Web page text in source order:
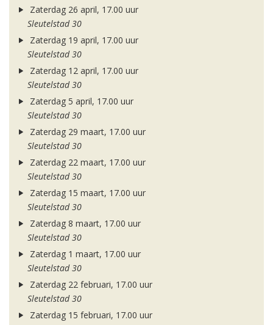
Zaterdag 26 april, 17.00 uur
Sleutelstad 30
Zaterdag 19 april, 17.00 uur
Sleutelstad 30
Zaterdag 12 april, 17.00 uur
Sleutelstad 30
Zaterdag 5 april, 17.00 uur
Sleutelstad 30
Zaterdag 29 maart, 17.00 uur
Sleutelstad 30
Zaterdag 22 maart, 17.00 uur
Sleutelstad 30
Zaterdag 15 maart, 17.00 uur
Sleutelstad 30
Zaterdag 8 maart, 17.00 uur
Sleutelstad 30
Zaterdag 1 maart, 17.00 uur
Sleutelstad 30
Zaterdag 22 februari, 17.00 uur
Sleutelstad 30
Zaterdag 15 februari, 17.00 uur